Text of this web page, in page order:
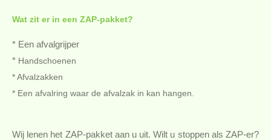
Wat zit er in een ZAP-pakket?
* Een afvalgrijper
* Handschoenen
* Afvalzakken
* Een afvalring waar de afvalzak in kan hangen.
Wij lenen het ZAP-pakket aan u uit. Wilt u stoppen als ZAP-er?